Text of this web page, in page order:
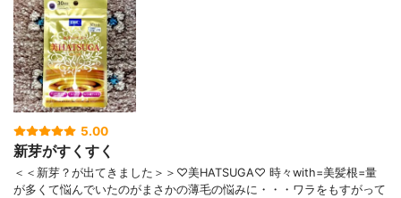
5.00
新芽がすくすく
＜＜新芽？が出てきました＞＞♡美HATSUGA♡ 時々with=美髪根=量
が多くて悩んでいたのがまさかの薄毛の悩みに・・・ワラをもすがって